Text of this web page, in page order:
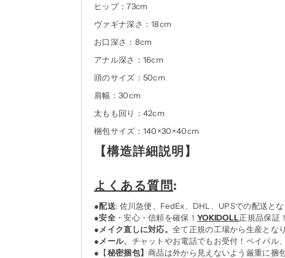
ヒップ：73cm
ヴァギナ深さ：18cm
お口深さ：8cm
アナル深さ：16cm
頭のサイズ：50cm
肩幅：30cm
太もも回り：42cm
梱包サイズ：140×30×40cm
【構造詳細説明 】
よくある質問:
●配送: 佐川急便、FedEx、DHL、UPSでの配送と
●安全・安心・信頼を確保！ YOKIDOLL正規品保証
● メイク直しに対応。全て正規の工場から生産とな
● メール、 チャットやお電話でもお受付！ペイパル
●【秘密捆包】商品は外から見えないよう厳重に捆